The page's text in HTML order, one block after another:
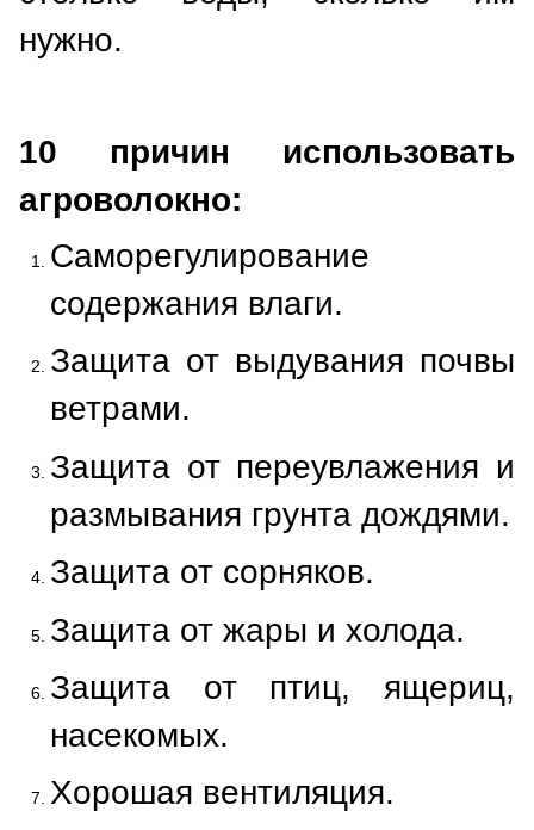
нужно.
10 причин использовать
агроволокно:
Саморегулирование
содержания влаги.
Защита от выдувания почвы
ветрами.
Защита от переувлажения и
размывания грунта дождями.
Защита от сорняков.
Защита от жары и холода.
Защита от птиц, ящериц,
насекомых.
Хорошая вентиляция.